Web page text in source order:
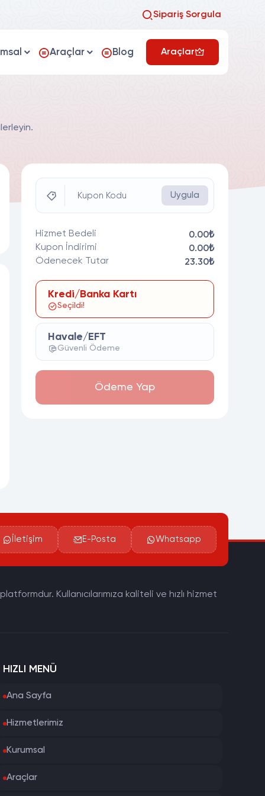
Sipariş Sorgula
Araçlar Blog Araçlar
Kupon Kodu Uygula
Hizmet Bedeli
0.00₺
Kupon İndirimi
0.00₺
Ödenecek Tutar
23.30₺
Kredi/Banka Kartı
Seçildi!
Havale/EFT
Güvenli Ödeme
Ödeme Yap
İletişim E-Posta Whatsapp
Kullanıcılarımıza kaliteli ve hızlı hizmet
HIZLI MENÜ
Ana Sayfa
Hizmetlerimiz
Kurumsal
Araçlar